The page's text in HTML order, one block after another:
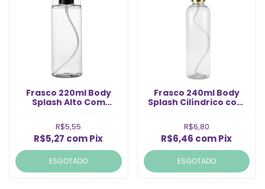
Frasco 220ml Body
Splash Alto Com
24/410 (Un)
R$5,55
R$5,27 comPix
ESGOTADO
Frasco 240ml Body
Splash Cilíndrico com
(Un)
R$6,80
R$6,46 comPix
ESGOTADO